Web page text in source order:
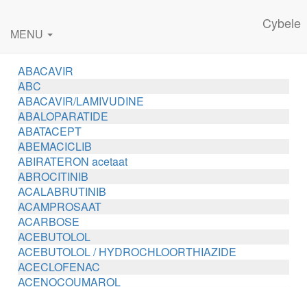
Cybele
MENU
ABACAVIR
ABC
ABACAVIR/LAMIVUDINE
ABALOPARATIDE
ABATACEPT
ABEMACICLIB
ABIRATERON acetaat
ABROCITINIB
ACALABRUTINIB
ACAMPROSAAT
ACARBOSE
ACEBUTOLOL
ACEBUTOLOL / HYDROCHLOORTHIAZIDE
ACECLOFENAC
ACENOCOUMAROL